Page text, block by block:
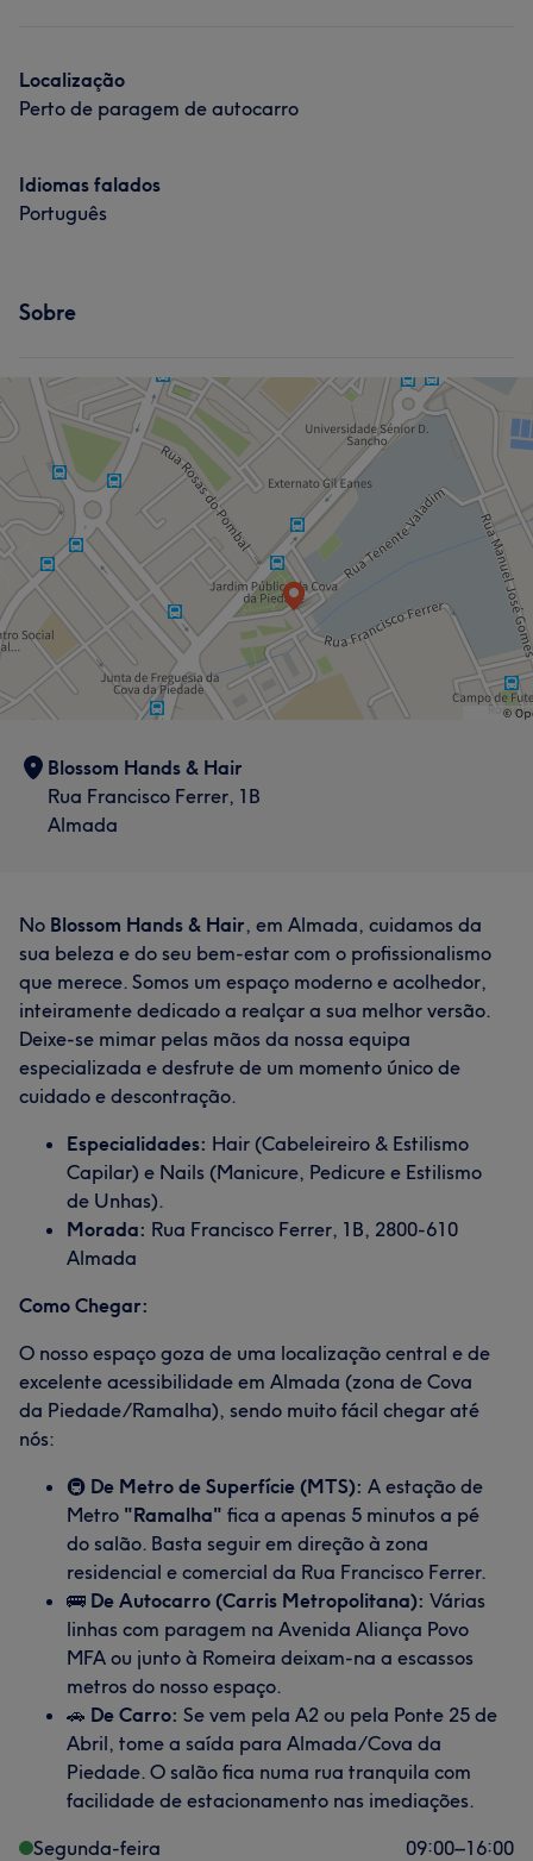
Localização
Perto de paragem de autocarro
Idiomas falados
Português
Sobre
Blossom Hands & Hair
Rua Francisco Ferrer, 1B
Almada
No Blossom Hands & Hair, em Almada, cuidamos da
sua beleza e do seu bem-estar com o profissionalismo
que merece. Somos um espaço moderno e acolhedor,
inteiramente dedicado a realçar a sua melhor versão.
Deixe-se mimar pelas mãos da nossa equipa
especializada e desfrute de um momento único de
cuidado e descontração.
Especialidades: Hair (Cabeleireiro & Estilismo
Capilar) e Nails (Manicure, Pedicure e Estilismo
de Unhas).
Morada: Rua Francisco Ferrer, 1B, 2800-610
Almada
Como Chegar:
O nosso espaço goza de uma localização central e de
excelente acessibilidade em Almada (zona de Cova
da Piedade/Ramalha), sendo muito fácil chegar até
nós:
🚇 De Metro de Superfície (MTS): A estação de
Metro "Ramalha" fica a apenas 5 minutos a pé
do salão. Basta seguir em direção à zona
residencial e comercial da Rua Francisco Ferrer.
🚌 De Autocarro (Carris Metropolitana): Várias
linhas com paragem na Avenida Aliança Povo
MFA ou junto à Romeira deixam-na a escassos
metros do nosso espaço.
🚗 De Carro: Se vem pela A2 ou pela Ponte 25 de
Abril, tome a saída para Almada/Cova da
Piedade. O salão fica numa rua tranquila com
facilidade de estacionamento nas imediações.
Segunda-feira
09:00–16:00